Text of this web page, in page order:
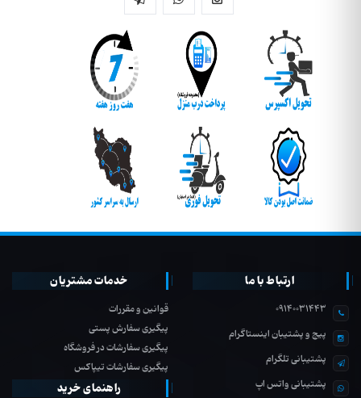
ارتباط با ما
09140031443
پیج و پشتیبان اینستاگرام
پشتیبانی تلگرام
پشتیبانی واتس اپ
خدمات مشتریان
قوانین و مقررات
پیگیری سفارش پستی
پیگیری سفارشات در فروشگاه
پیگیری سفارشات تیپاکس
راهنمای خرید